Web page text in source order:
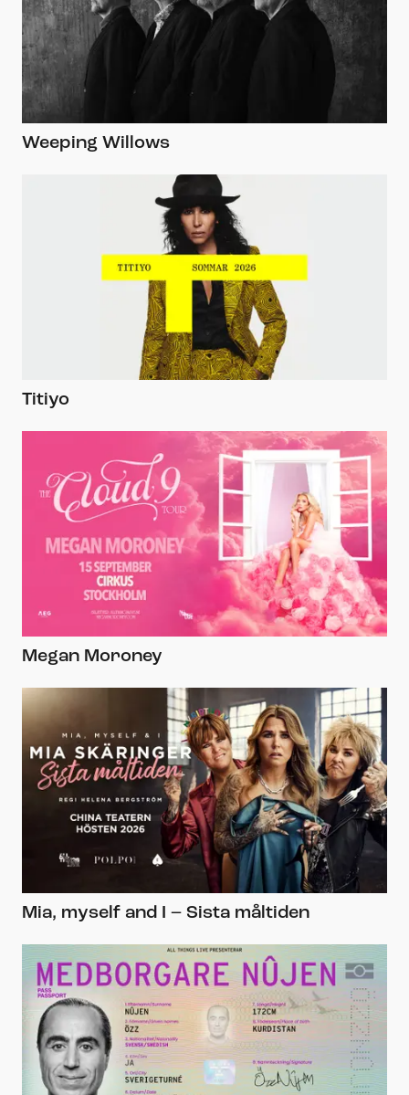
Weeping Willows
Titiyo
Megan Moroney
Mia, myself and I – Sista måltiden